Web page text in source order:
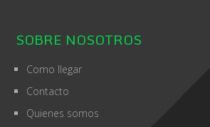
SOBRE NOSOTROS
Como llegar
Contacto
Quienes somos